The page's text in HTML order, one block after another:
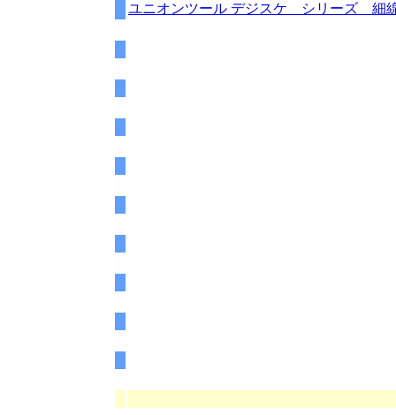
ユニオンツール デジスケ シリーズ 細線